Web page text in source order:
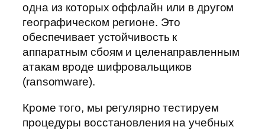
одна из которых оффлайн или в другом
географическом регионе. Это
обеспечивает устойчивость к
аппаратным сбоям и целенаправленным
атакам вроде шифровальщиков
(ransomware).
Кроме того, мы регулярно тестируем
процедуры восстановления на учебных